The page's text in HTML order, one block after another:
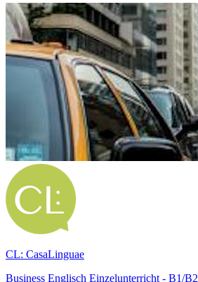
CL: CasaLinguae
Business Englisch Einzelunterricht - B1/B2